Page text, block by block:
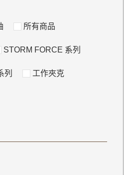
所有商品
STORM FORCE 系列
列 工作夾克